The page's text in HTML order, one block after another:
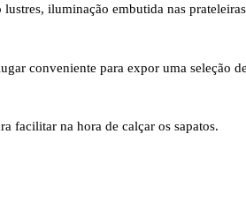
iluminação embutida nas
conveniente para expor uma seleção
facilitar na hora de calçar os sapatos.